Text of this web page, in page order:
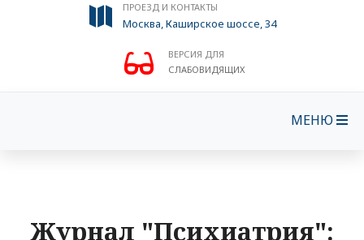
ПРОЕЗД И КОНТАКТЫ
Москва, Каширское шоссе, 34
ВЕРСИЯ ДЛЯ
СЛАБОВИДЯЩИХ
МЕНЮ
Журнал "Психиатрия":